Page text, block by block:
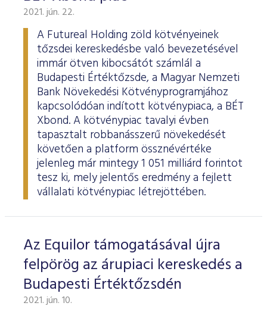
2021. jún. 22.
A Futureal Holding zöld kötvényeinek
tőzsdei kereskedésbe való bevezetésével
immár ötven kibocsátót számlál a
Budapesti Értéktőzsde, a Magyar Nemzeti
Bank Növekedési Kötvényprogramjához
kapcsolódóan indított kötvénypiaca, a BÉT
Xbond. A kötvénypiac tavalyi évben
tapasztalt robbanásszerű növekedését
követően a platform össznévértéke
jelenleg már mintegy 1 051 milliárd forintot
tesz ki, mely jelentős eredmény a fejlett
vállalati kötvénypiac létrejöttében.
Az Equilor támogatásával újra
felpörög az árupiaci kereskedés a
Budapesti Értéktőzsdén
2021. jún. 10.